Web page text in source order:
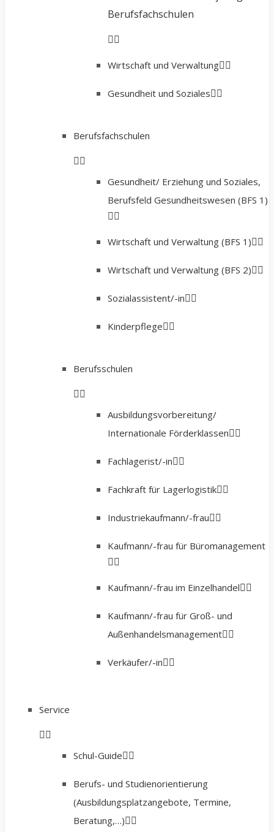
Berufsfachschulen
Wirtschaft und Verwaltung
Gesundheit und Soziales
Berufsfachschulen
Gesundheit/ Erziehung und Soziales,
Berufsfeld Gesundheitswesen (BFS 1)
Wirtschaft und Verwaltung (BFS 1)
Wirtschaft und Verwaltung (BFS 2)
Sozialassistent/-in
Kinderpflege
Berufsschulen
Ausbildungsvorbereitung/
Internationale Förderklassen
Fachlagerist/-in
Fachkraft für Lagerlogistik
Industriekaufmann/-frau
Kaufmann/-frau für Büromanagement
Kaufmann/-frau im Einzelhandel
Kaufmann/-frau für Groß- und
Außenhandelsmanagement
Verkäufer/-in
Service
Schul-Guide
Berufs- und Studienorientierung
(Ausbildungsplatzangebote, Termine,
Beratung,…)